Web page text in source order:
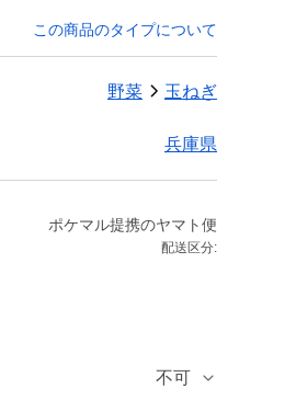
この商品のタイプについて
野菜 玉ねぎ
兵庫県
ポケマル提携のヤマト便
配送区分:
不可